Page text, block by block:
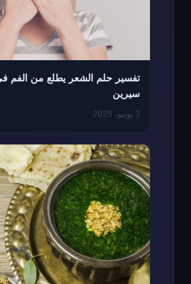
تفسير حلم الشعر يطلع من الفم في
سيرين
3 يونيو، 2025